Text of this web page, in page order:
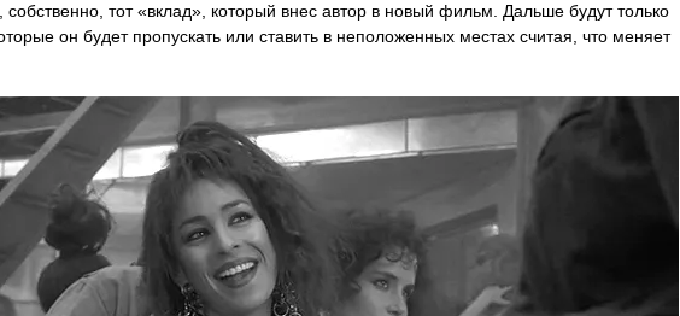
собственно, тот «вклад», который внес автор в новый фильм. Дальше будут только
он будет пропускать или ставить в неположенных местах считая, что меняет